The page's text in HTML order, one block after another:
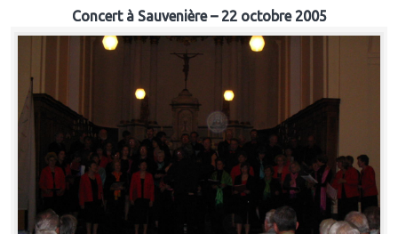
Concert à Sauvenière – 22 octobre 2005